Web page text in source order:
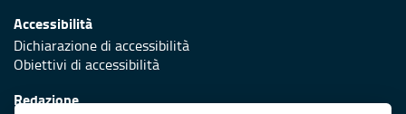
Accessibilità
Dichiarazione di accessibilità
Obiettivi di accessibilità
Redazione